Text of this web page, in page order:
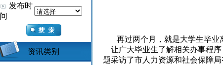
发布时
间
资讯类别
再过两个月，就是大学生毕业
让广大毕业生了解相关办事程
题采访了市人力资源和社会保障局